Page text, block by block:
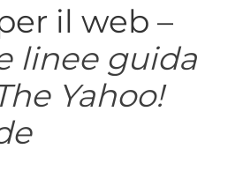
il web –
linee guida
Yahoo!